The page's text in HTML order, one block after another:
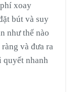
xoay
bút và suy
như thế nào
và đưa ra
quyết nhanh